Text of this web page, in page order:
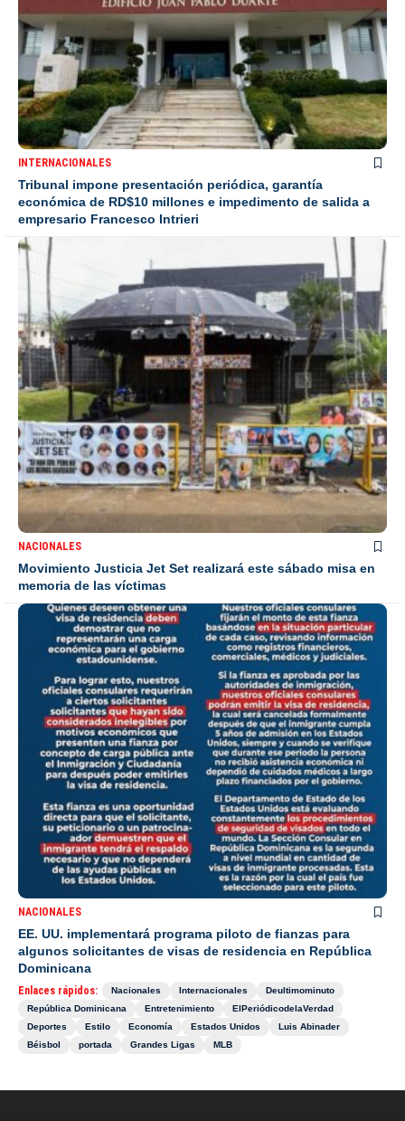
INTERNACIONALES
Tribunal impone presentación periódica, garantía
económica de RD$10 millones e impedimento de salida a
empresario Francesco Intrieri
NACIONALES
Movimiento Justicia Jet Set realizará este sábado misa en
memoria de las víctimas
NACIONALES
EE. UU. implementará programa piloto de fianzas para
algunos solicitantes de visas de residencia en República
Dominicana
Enlaces rápidos: Nacionales Internacionales
Deultimominuto
República Dominicana
Entretenimiento
ElPeriódicodelaVerdad
Deportes
Estilo Economía Estados Unidos
Luis Abinader
Béisbol
portada Grandes Ligas MLB